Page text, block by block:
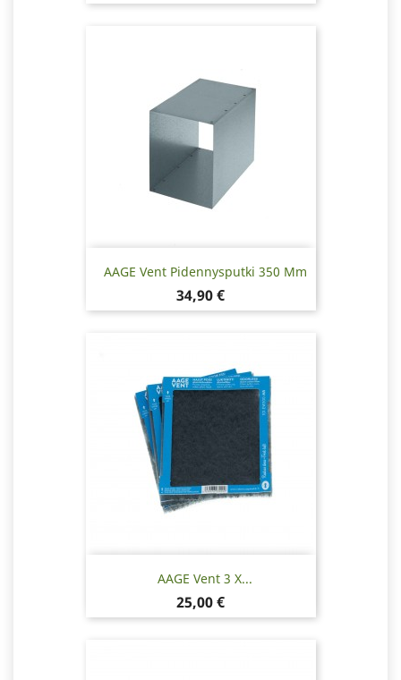
AAGE Vent Pidennysputki 350 Mm
Hinta
34,90 €
AAGE Vent 3 X...
Hinta
25,00 €